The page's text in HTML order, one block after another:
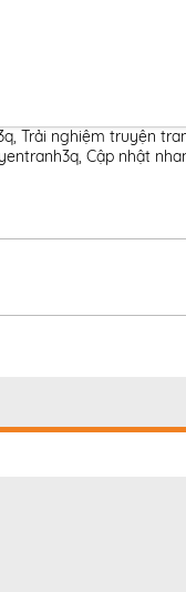
, Trải nghiệm truyện
, Cập nhật